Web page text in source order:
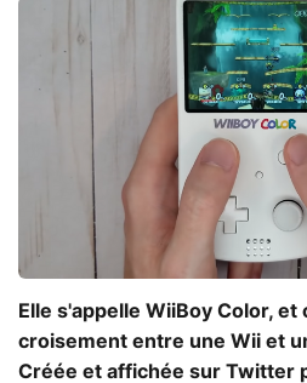
Elle s'appelle WiiBoy Color,
croisement entre une Wii et
Créée et affichée sur Twitter